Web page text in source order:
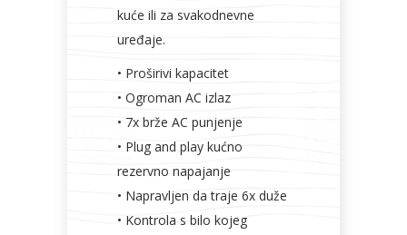
kuće ili za svakodnevne
uređaje.
• Proširivi kapacitet
• Ogroman AC izlaz
• 7x brže AC punjenje
• Plug and play kućno
rezervno napajanje
• Napravljen da traje 6x duže
• Kontrola s bilo kojeg